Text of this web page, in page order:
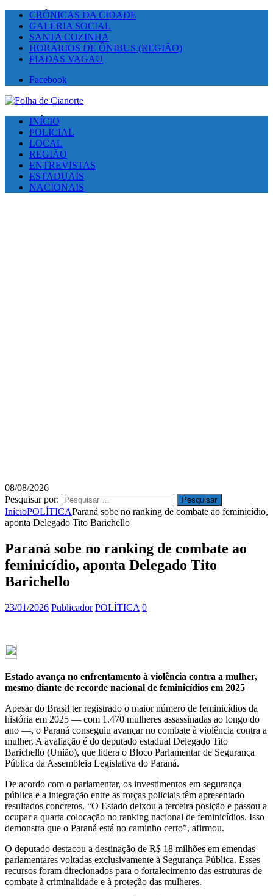
CRÔNICAS DA CIDADE
GALERIA SOCIAL
SANTA COZINHA
HORÁRIOS DE ÔNIBUS (REGIÃO)
PIADAS VAGAU
Facebook
INÍCIO
POLICIAL
LOCAL
REGIÃO
ENTREVISTAS
ESTADUAIS
NACIONAIS
08/08/2026
Pesquisar por:
InícioPOLÍTICAParaná sobe no ranking de combate ao feminicídio,
aponta Delegado Tito Barichello
Paraná sobe no ranking de combate ao
feminicídio, aponta Delegado Tito
Barichello
23/01/2026 Publicador POLÍTICA 0
Estado avança no enfrentamento à violência contra a mulher,
mesmo diante de recorde nacional de feminicídios em 2025
Apesar do Brasil ter registrado o maior número de feminicídios da
história em 2025 — com 1.470 mulheres assassinadas ao longo do
ano —, o Paraná conseguiu avançar no combate à violência contra a
mulher. A avaliação é do deputado estadual Delegado Tito
Barichello (União), que lidera o Bloco Parlamentar de Segurança
Pública da Assembleia Legislativa do Paraná.
De acordo com o parlamentar, os investimentos em segurança
pública e a integração entre as forças policiais têm apresentado
resultados concretos. “O Estado deixou a terceira posição e passou a
ocupar a quarta colocação no ranking nacional de feminicídios. Isso
demonstra que o Paraná está no caminho certo”, afirmou.
O deputado destacou a destinação de R$ 18 milhões em emendas
parlamentares voltadas exclusivamente à Segurança Pública. Esses
recursos foram direcionados para o fortalecimento das estruturas de
combate à criminalidade e à proteção das mulheres.